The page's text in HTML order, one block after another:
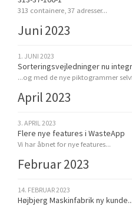
313 containere, 37 adresser...
Juni 2023
1. JUNI 2023
Sorteringsvejledninger nu
...og med de nye piktogrammer
April 2023
3. APRIL 2023
Flere nye features i WasteApp
Vi har åbnet for nye features...
Februar 2023
14. FEBRUAR 2023
Højbjerg Maskinfabrik ny kunde...